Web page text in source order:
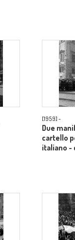
[1959] -
Due
cartello
italiano -